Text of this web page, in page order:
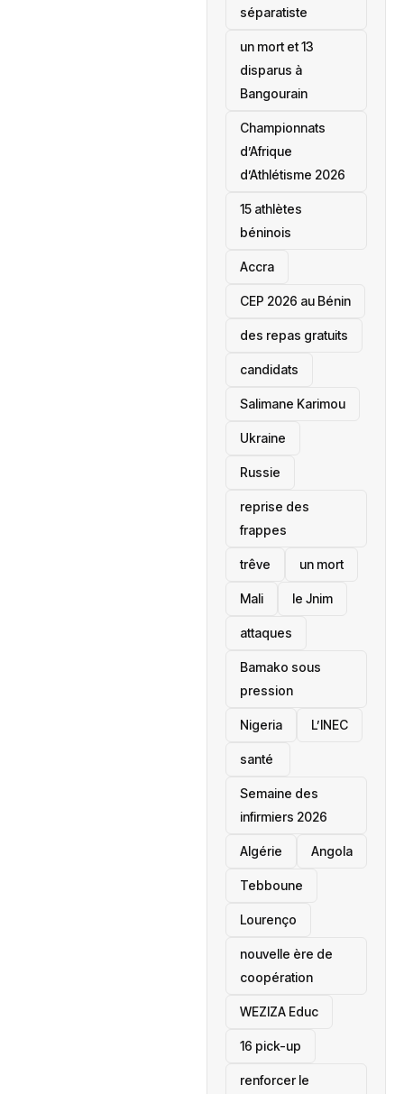
séparatiste
un mort et 13
disparus à
Bangourain
‎Championnats
d’Afrique
d’Athlétisme 2026
15 athlètes
béninois
Accra
‎CEP 2026 au Bénin
des repas gratuits
candidats
Salimane Karimou
Ukraine
Russie
reprise des
frappes
trêve un mort
Mali le Jnim
attaques
Bamako sous
pression
‎Nigeria L’INEC
santé ‎
Semaine des
infirmiers 2026
‎Algérie Angola
Tebboune
Lourenço
nouvelle ère de
coopération
‎WEZIZA Educ
16 pick-up
renforcer le